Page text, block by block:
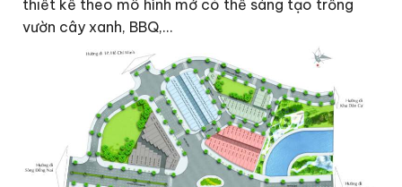
thiết kế theo mô hình mở có thể sáng tạo trồng
vườn cây xanh, BBQ,…